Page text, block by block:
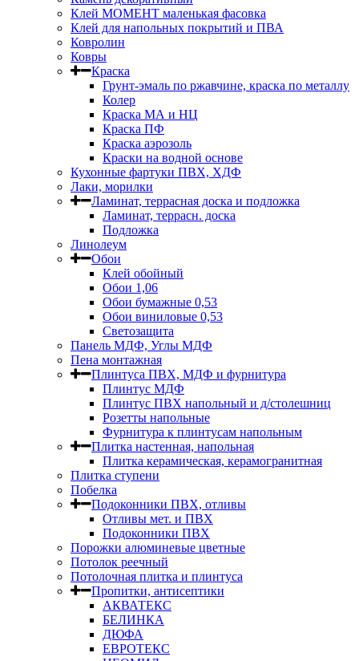
Клей МОМЕНТ маленькая фасовка
Клей для напольных покрытий и ПВА
Ковролин
Ковры
Краска
Грунт-эмаль по ржавчине, краска по металлу
Колер
Краска МА и НЦ
Краска ПФ
Краска аэрозоль
Краски на водной основе
Кухонные фартуки ПВХ, ХДФ
Лаки, морилки
Ламинат, террасная доска и подложка
Ламинат, террасн. доска
Подложка
Линолеум
Обои
Клей обойный
Обои 1,06
Обои бумажные 0,53
Обои виниловые 0,53
Светозащита
Панель МДФ, Углы МДФ
Пена монтажная
Плинтуса ПВХ, МДФ и фурнитура
Плинтус МДФ
Плинтус ПВХ напольный и д/столешниц
Розетты напольные
Фурнитура к плинтусам напольным
Плитка настенная, напольная
Плитка керамическая, керамогранитная
Плитка ступени
Побелка
Подоконники ПВХ, отливы
Отливы мет. и ПВХ
Подоконники ПВХ
Порожки алюминевые цветные
Потолок реечный
Потолочная плитка и плинтуса
Пропитки, антисептики
АКВАТЕКС
БЕЛИНКА
ДЮФА
ЕВРОТЕКС